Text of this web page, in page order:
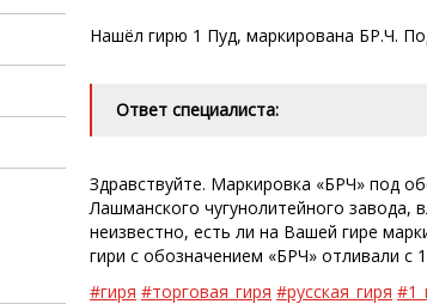
Нашёл гирю 1 Пуд, маркирована БР.Ч.
Ответ специалиста:
Здравствуйте. Маркировка «БРЧ» под
Лашманского чугунолитейного
неизвестно, есть ли на Вашей гире
гири с обозначением «БРЧ» отливали с
#гиря #торговая_гиря #русская_гиря